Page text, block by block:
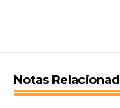
Notas